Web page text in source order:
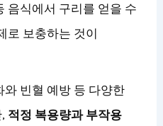
음식에서 구리를 얻을 수
로 보충하는 것이
빈혈 예방 등 다양한
적정 복용량과 부작용